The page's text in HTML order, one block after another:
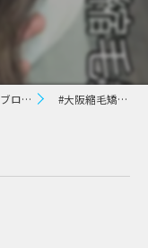
ブログ #大阪縮毛矯正 ⁡